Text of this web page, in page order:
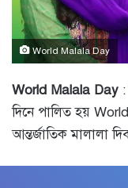
World Malala Day
World Malala Day
দিনে পালিত হয়
আন্তর্জাতিক মালালা